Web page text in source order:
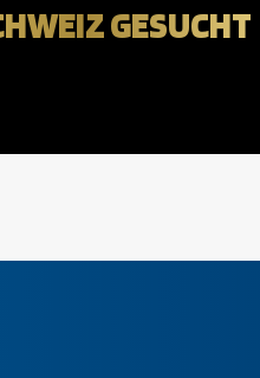
GESUCHT